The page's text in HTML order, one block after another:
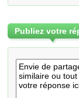
Publiez votre